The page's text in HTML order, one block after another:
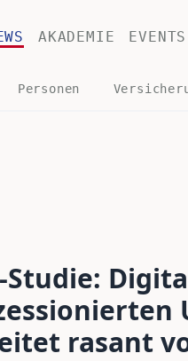
AKADEMIE EVENTS
Personen
Studie:
rasant